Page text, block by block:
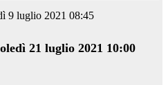
9 luglio 2021 08:45
21 luglio 2021 10:00